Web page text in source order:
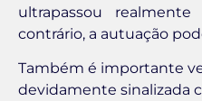
ultrapassou
contrário, a autuação
Também é importante
devidamente sinalizada